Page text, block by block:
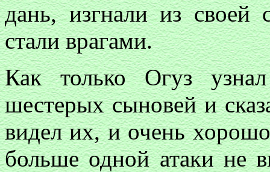
дань, изгнали из своей
стали врагами.
Как только Огуз
шестерых сыновей и
видел их, и очень
больше одной атаки не